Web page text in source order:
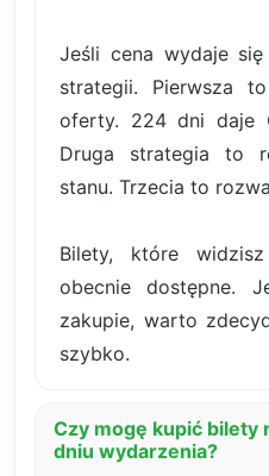
Jeśli cena wydaje
strategii. Pierwsza
oferty. 224 dni daje
Druga strategia to
stanu. Trzecia to
Bilety, które
obecnie dostępne.
zakupie, warto
szybko.
Czy mogę kupić bilety
dniu wydarzenia?